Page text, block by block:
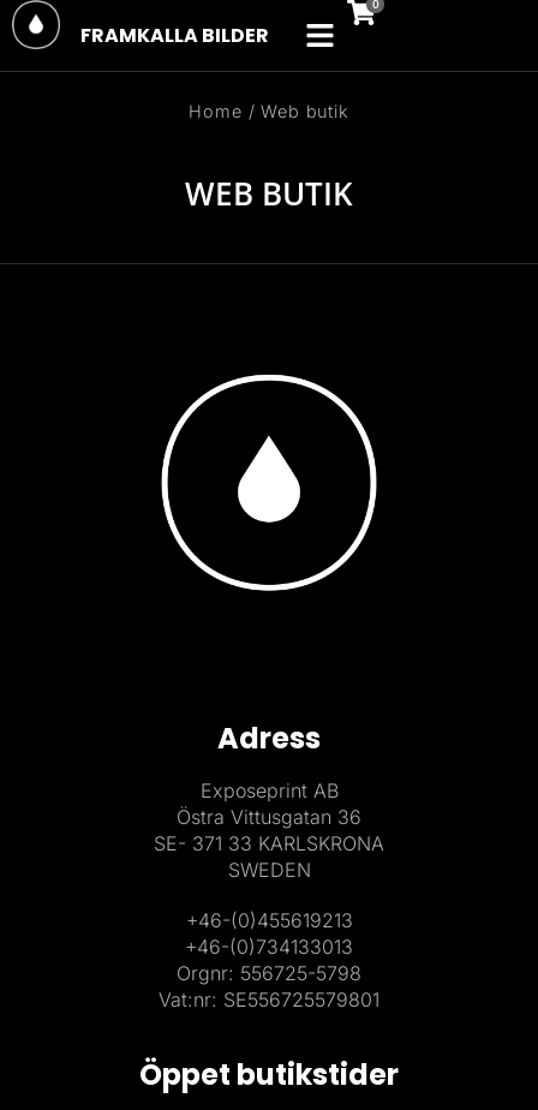
FRAMKALLA BILDER
Home Web butik
WEB BUTIK
Adress
Exposeprint AB
Östra Vittusgatan 36
SE- 371 33 KARLSKRONA
SWEDEN
+46-(0)455619213
+46-(0)734133013
Orgnr: 556725-5798
Vat:nr: SE556725579801
Öppet butikstider